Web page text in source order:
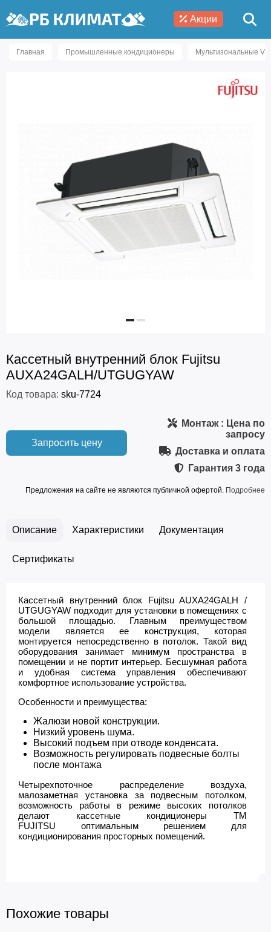
Акции
Главная Промышленные кондиционеры Мультизональные
Кассетный внутренний блок Fujitsu
AUXA24GALH/UTGUGYAW
Код товара: sku-7724
Запросить цену
Монтаж: Цена по
запросу
Доставка и оплата
Гарантия 3 года
Предложения на сайте не являются публичной офертой. Подробнее
Описание Характеристики Документация
Сертификаты
Кассетный внутренний блок Fujitsu AUXA24GALH /
UTGUGYAW подходит для установки в помещениях с
большой площадью. Главным преимуществом
модели является ее конструкция, которая
монтируется непосредственно в потолок. Такой вид
оборудования занимает минимум пространства в
помещении и не портит интерьер. Бесшумная работа
и удобная система управления обеспечивают
комфортное использование устройства.
Особенности и преимущества:
Жалюзи новой конструкции.
Низкий уровень шума.
Высокий подъем при отводе конденсата.
Возможность регулировать подвесные болты
после монтажа
Четырехпоточное распределение воздуха,
малозаметная установка за подвесным потолком,
возможность работы в режиме высоких потолков
делают кассетные кондиционеры ТМ
FUJITSU оптимальным решением для
кондиционирования просторных помещений.
Похожие товары